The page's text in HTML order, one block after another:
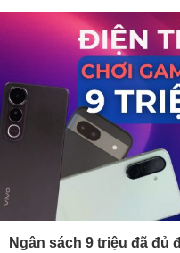
Ngân sách 9 triệu đã đủ